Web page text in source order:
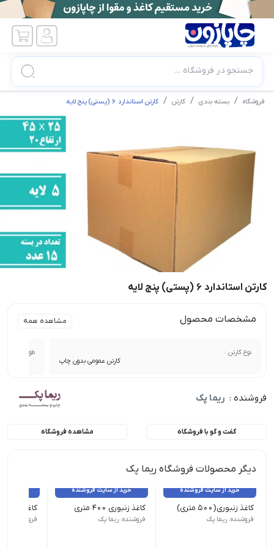
جستجو در فروشگاه ...
فروشگاه بسته بندی کارتن کارتن استاندارد 6 (پستی) پنج لایه
کارتن استاندارد 6 (پستی) پنج لایه
مشخصات محصول مشاهده همه
نوع کارتن :
کارتن عمومی بدون چاپ
طول :
فروشنده : ریما پک
گفت و گو با فروشگاه مشاهده فروشگاه
دیگر محصولات فروشگاه ریما پک
خرید از سایت فروشنده
کاغذ زنبوری(۵۰۰ متری)
فروشنده: ریما پک
خرید از سایت فروشنده
کاغذ زنبوری ۴۰۰ متری
فروشنده: ریما پک
کاغذ زنبوری ۳۰۰
فروشنده: